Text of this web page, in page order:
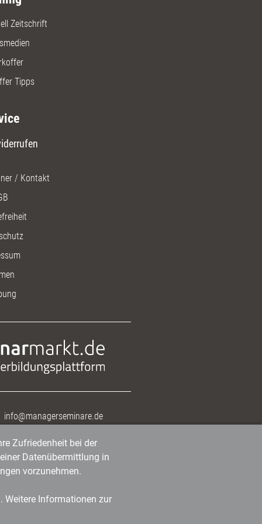
Zeitschrift
Tipps
/ Kontakt
info@managerseminare.de
Zufriedenheit bei der
Datenübermittlung in
vorzunehmen.
Weitere Informationen zur